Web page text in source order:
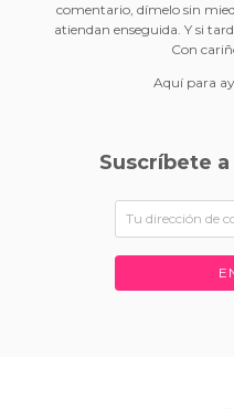
comentario, dímelo sin
atiendan enseguida. Y si
Con
Aquí para
Suscríbete